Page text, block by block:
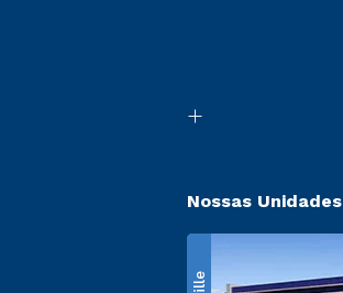
Nossas Unidades